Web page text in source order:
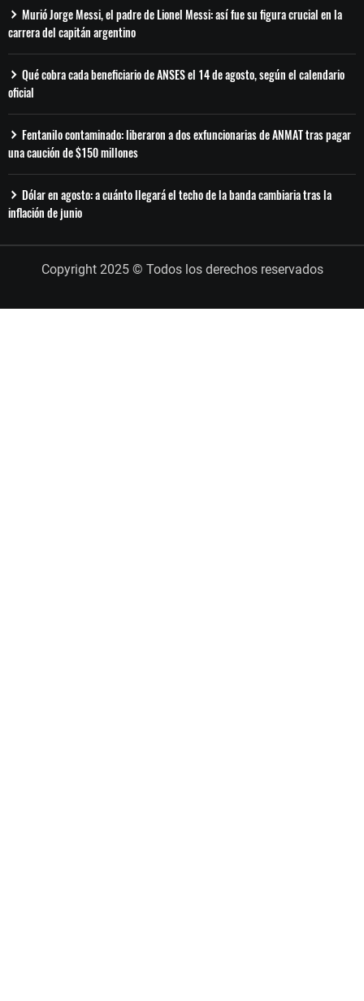
Murió Jorge Messi, el padre de Lionel Messi: así fue su figura crucial en la
carrera del capitán argentino
Qué cobra cada beneficiario de ANSES el 14 de agosto, según el calendario
oficial
Fentanilo contaminado: liberaron a dos exfuncionarias de ANMAT tras pagar
una caución de $150 millones
Dólar en agosto: a cuánto llegará el techo de la banda cambiaria tras la
inflación de junio
Copyright 2025 © Todos los derechos reservados